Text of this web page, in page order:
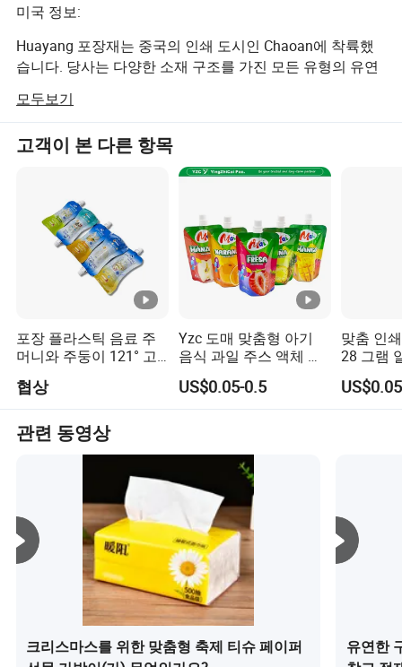
미국 정보:
Huayang 포장재는 중국의 인쇄 도시인 Chaoan에 착륙했
습니다. 당사는 다양한 소재 구조를 가진 모든 유형의 유연
유형(지퍼 백, 드로스트링 백, 사이드 실링 백, 미들 실링 백
과 일부 특수 모양 백 등)을 제조합니다. 이 회사의 제품에
는 화장품, 식품, 의약품, 개인 용품 및 기타 관련 산업 전문
가 팀이 있습니다. 고객의 요청을 처리할 전문 팀이 있습니
저희 팀은 광범위한 인쇄와 국제 무역 지식을 알고 있으며,
좋은 서비스를 제공할 수 있습니다.
현재 가장 진보된 생산 라인을 소개해 드리는데, 300, 000
수준의 환경 보호 장비, 10 컬러 코아우터 하이 사이드 에어
인쇄 기계 오초화 기계가 있습니다. 용매 ESS 라미네이션
기계, 밀봉 기계 및 다양한 백 제조 기계.
방문과 비즈니스 협력을 위한 삶의 모든 부분에서 비즈니
스 협력을 환영합니다!
모두보기
고객이 본 다른 항목
포장 플라스틱 음료 주
머니와 주둥이 121° 고
협상
Yzc 도매 맞춤형 아기
음식 과일 주스 액체 화
장품 음료 와인 리터트
플라스틱 포장 알루미늄
호일 스탠드업 스포우트
US$0.05-0.5
맞춤 인
28 그램
어린이
건조 꽃
포장 지
관련 동영상
크리스마스를 위한 맞춤형 축제 티슈 페이퍼
유연한